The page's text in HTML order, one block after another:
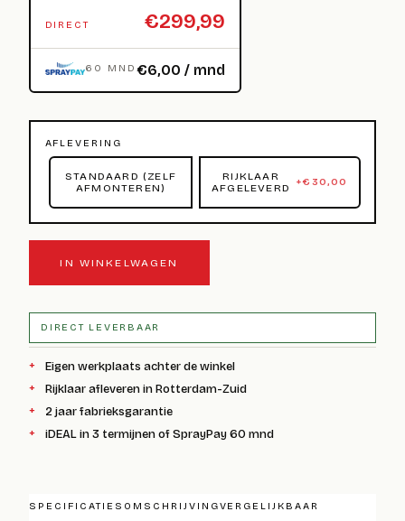
DIRECT €299,99
60 MND€6,00 / mnd
AFLEVERING
STANDAARD (ZELF
AFMONTEREN)
RIJKLAAR
AFGELEVERD
+€ 30,00
IN WINKELWAGEN
DIRECT LEVERBAAR
Eigen werkplaats achter de winkel
Rijklaar afleveren in Rotterdam-Zuid
2 jaar fabrieksgarantie
iDEAL in 3 termijnen of SprayPay 60 mnd
SPECIFICATIES OMSCHRIJVINGVERGELIJKBAAR